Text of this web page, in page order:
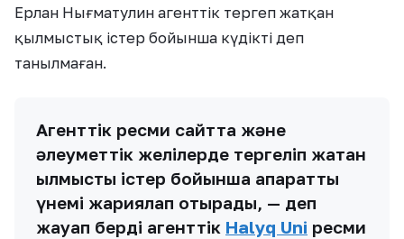
Ерлан Нығматулин агенттік тергеп жатқан
қылмыстық істер бойынша күдікті деп
танылмаған.
Агенттік ресми сайтта және
әлеуметтік желілерде тергеліп жатқан
қылмыстық істер бойынша ақпаратты
үнемі жариялап отырады, — деп
жауап берді агенттік Halyq Uni ресми